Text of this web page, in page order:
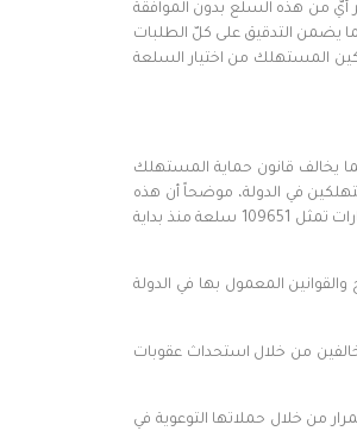
في سعر أيّ من هذه السلع بدون الموافقة
يضمن التدقيق على كلّ الطلبات
المستهلك من اختيار السلعة
يخالف قانون حماية المستهلك
حماية المستهلكين في الدولة، موضحاً أن هذه
الجهود الرقابية أسفرت خلال المرحلة الماضية عن (284) جولة تفتيشية منذ بداية عام 2023 وحتى الآن، فيما تلقت وزارة الاقتصاد 80 طلب استدعاء لسلع معيبة في السيارات تمثل 109651 سلعة منذ بداية
المعمول بها في الدولة
المستهلك، والتي صدرت بقرار مجلس الوزراء رقم 66 لسنة 2023، ستسهم في ردع المخالفين من خلال استحداث عقوبات
من خلال حملاتها التوعوية في